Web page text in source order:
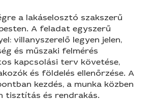
a lakáselosztó szakszerű
A feladat egyszerű
villanyszerelő legyen jelen,
és műszaki felmérés
kapcsolási terv követése,
és földelés ellenőrzése. A
kezdés, a munka közben
tisztítás és rendrakás.